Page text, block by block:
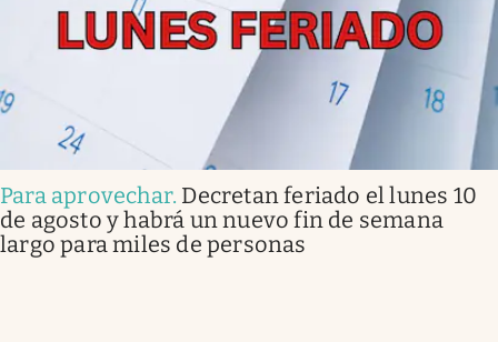
Para aprovechar. Decretan feriado el lunes 10
de agosto y habrá un nuevo fin de semana
largo para miles de personas